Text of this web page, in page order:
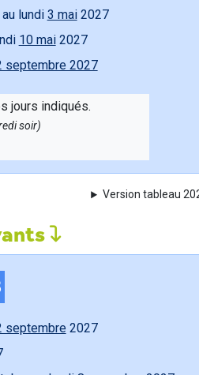
au lundi 3 mai2027
10 mai2027
septembre 2027
jours indiqués.
soir)
Version tableau
septembre 2027